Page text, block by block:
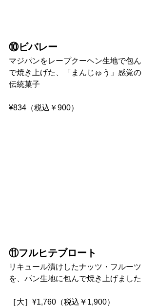
⑩ビバレー
マジパンをレープクーヘン生地で包ん
で焼き上げた、「まんじゅう」感覚の
伝統菓子
¥834（税込￥900）
⑪フルヒテブロート
リキュール漬けしたナッツ・フルーツ
を、パン生地に包んで焼き上げました
［大］¥1,760（税込￥1,900）